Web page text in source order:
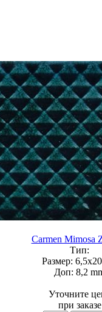
Carmen Mimosa
Тип:
Размер:
Доп: 8,2
Уточните
при заказе